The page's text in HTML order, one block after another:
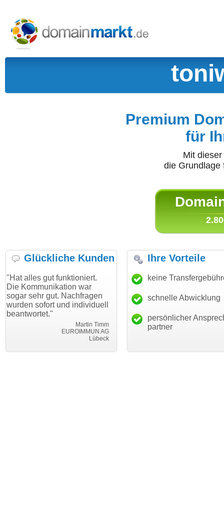
Premium
für
Mit
die
Glückliche Kunden
funktioniert.
war
Nachfragen
und individuell
EUROIMMUN AG
"Danke für den schnellen
Transfer und guten Service!"
Thomas Schäfer
i can eckert communication GmbH
"Ich bin
haben.
mein
Ihre Vorteile
keine
schnelle Abwicklung
persönlicher
partner